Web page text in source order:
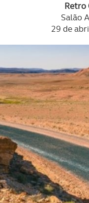
Retro
Salão
29 de